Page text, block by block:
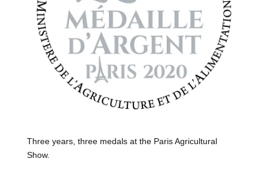
Three years, three medals at the Paris Agricultural
Show.